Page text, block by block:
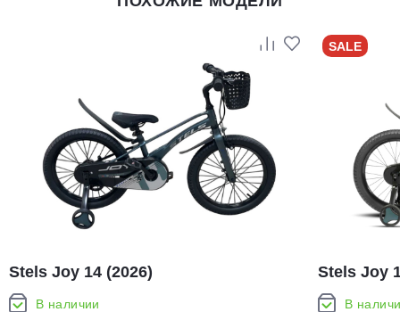
Stels Joy 14 (2026)
В наличии
SALE
Stels Joy
В